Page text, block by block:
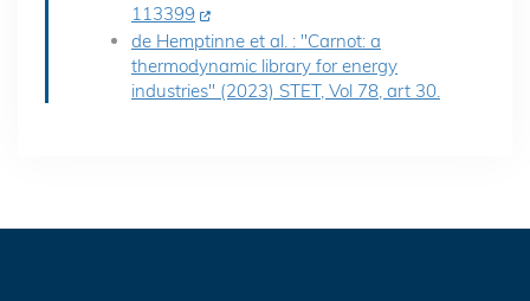
113399
de Hemptinne et al. : "Carnot: a
thermodynamic library for energy
industries" (2023) STET, Vol 78, art 30.